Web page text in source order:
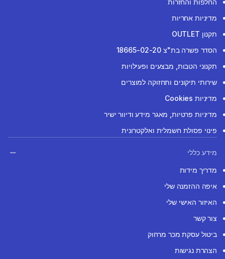
מדיניות אחריות
תקנון OUTLET
הסדר פשרה בת"צ 18665-02-20
תקנוני הטבות, מבצעים ופעילויות
שירותי תיקונים ותחזוקה למוצרים
מדיניות Cookies
מדיניות פרטיות, מאגר מידע ודיוור ישיר
פינוי פסולת חשמלית ואלקטרונית
מידע כללי
מדריך מידות
איפה ההזמנה שלי
האיזור האישי שלי
צור קשר
ביטול עסקת מכר מרחוק
הצהרת נגישות